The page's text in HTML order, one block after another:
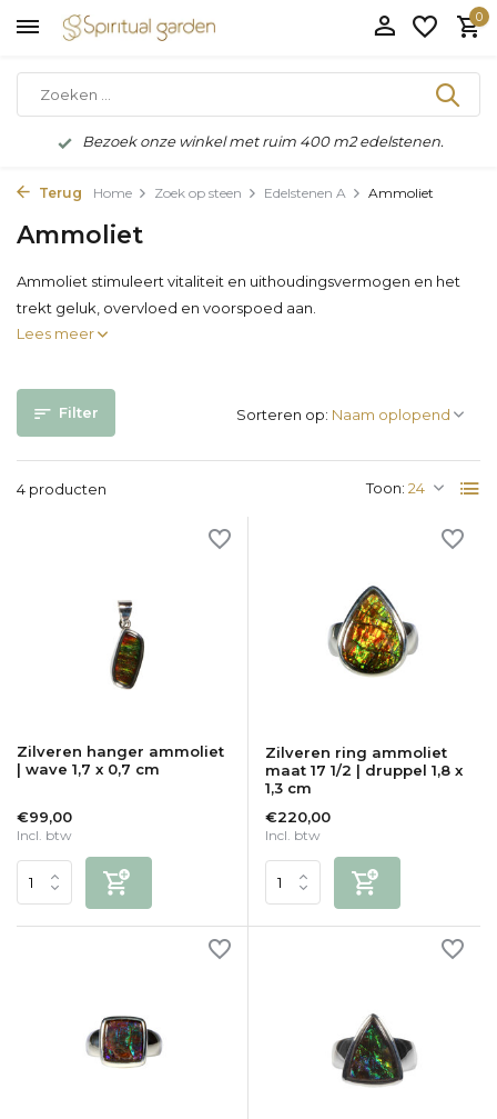
0
Bezoek onze winkel met ruim 400 m2 edelstenen.
Terug Home Zoek op steen Edelstenen A Ammoliet
Ammoliet
Ammoliet stimuleert vitaliteit en uithoudingsvermogen en het
trekt geluk, overvloed en voorspoed aan.
Lees meer
Filter
4 producten Toon:
Sorteren op:
Zilveren hanger ammoliet
| wave 1,7 x 0,7 cm
€99,00
Incl. btw
Zilveren ring ammoliet
maat 17 1/2 | druppel 1,8 x
1,3 cm
€220,00
Incl. btw